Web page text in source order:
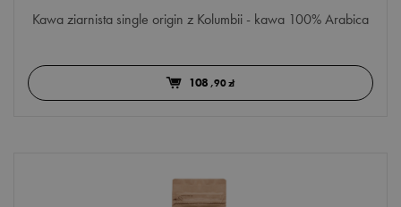
Kawa ziarnista single origin z Kolumbii - kawa 100% Arabica
108,90 zł